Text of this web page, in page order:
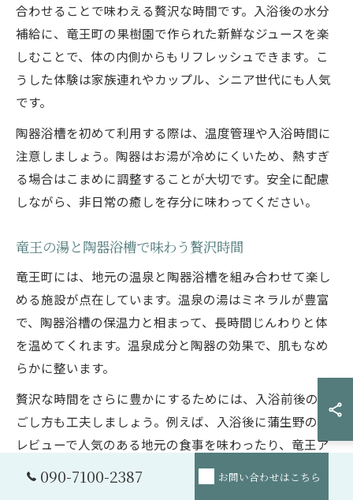
合わせることで味わえる贅沢な時間です。入浴後の水分
補給に、竜王町の果樹園で作られた新鮮なジュースを楽
しむことで、体の内側からもリフレッシュできます。こ
うした体験は家族連れやカップル、シニア世代にも人気
です。
陶器浴槽を初めて利用する際は、温度管理や入浴時間に
注意しましょう。陶器はお湯が冷めにくいため、熱すぎ
る場合はこまめに調整することが大切です。安全に配慮
しながら、非日常の癒しを存分に味わってください。
竜王の湯と陶器浴槽で味わう贅沢時間
竜王町には、地元の温泉と陶器浴槽を組み合わせて楽し
める施設が点在しています。温泉の湯はミネラルが豊富
で、陶器浴槽の保温力と相まって、長時間じんわりと体
を温めてくれます。温泉成分と陶器の効果で、肌もなめ
らかに整います。
贅沢な時間をさらに豊かにするためには、入浴前後の過
ごし方も工夫しましょう。例えば、入浴後に蒲生野の湯
レビューで人気のある地元の食事を味わったり、竜王ア
ウトレット近くの観光スポットを巡ったりすることで、
心身ともに満たされる一日を過ごせます。
090-7100-2387 お問い合わせはこちら